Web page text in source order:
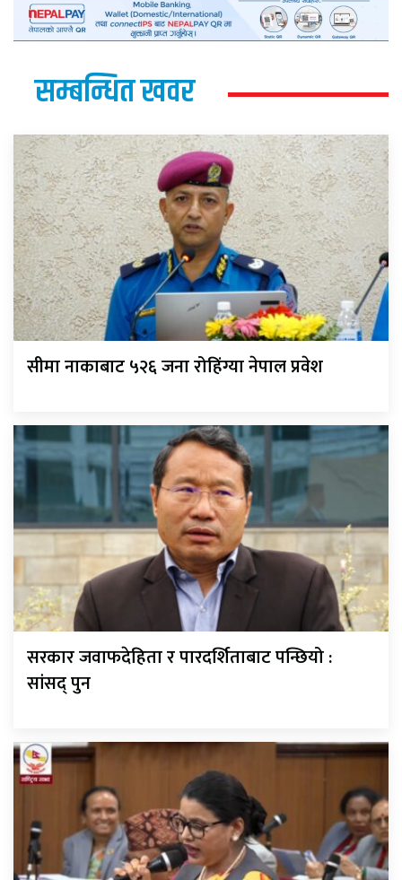
सम्बन्धित खवर
सीमा नाकाबाट ५२६ जना रोहिंग्या नेपाल प्रवेश
सरकार जवाफदेहिता र पारदर्शिताबाट पन्छियो :
सांसद् पुन